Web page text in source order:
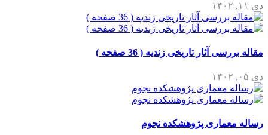
دی ۱۱, ۱۴۰۲
مقاله بررسی آثار تاریخی زندیه ( 36 صفحه )
دی ۰۵, ۱۴۰۲
رساله معماری پژوهشکده نجوم